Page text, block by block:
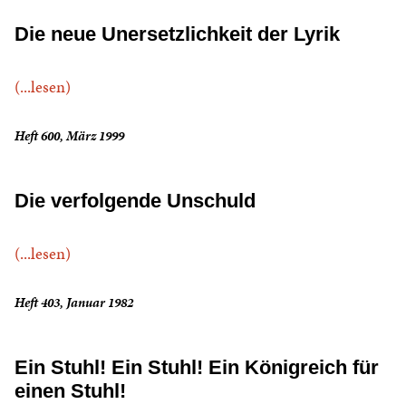
Die neue Unersetzlichkeit der Lyrik
(...lesen)
Heft 600, März 1999
Die verfolgende Unschuld
(...lesen)
Heft 403, Januar 1982
Ein Stuhl! Ein Stuhl! Ein Königreich für
einen Stuhl!